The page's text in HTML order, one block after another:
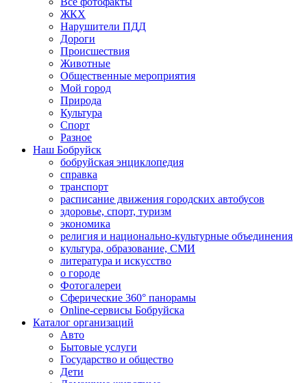
ЖКХ
Нарушители ПДД
Дороги
Происшествия
Животные
Общественные мероприятия
Мой город
Природа
Культура
Спорт
Разное
Наш Бобруйск
бобруйская энциклопедия
справка
транспорт
расписание движения городских автобусов
здоровье, спорт, туризм
экономика
религия и национально-культурные объединения
культура, образование, СМИ
литература и искусство
о городе
Фотогалереи
Сферические 360° панорамы
Online-сервисы Бобруйска
Каталог организаций
Авто
Бытовые услуги
Государство и общество
Дети